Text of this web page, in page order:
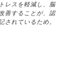
レスを軽減し、脳
善することが、認
されているため。